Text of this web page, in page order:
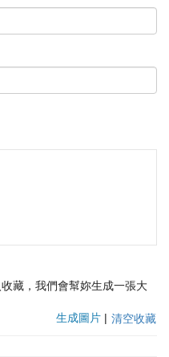
藏，我們會幫妳生成一張大
生成圖片 | 清空收藏